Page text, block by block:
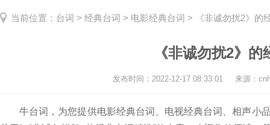
当前位置： 台词 > 经典台词 > 电影经典台词 > 《非诚勿扰2》的
《非诚勿扰2》
发布时间： 2022-12-17 08:33:01 来源：
牛台词，为您提供电影经典台词、电视经典台词、相声小